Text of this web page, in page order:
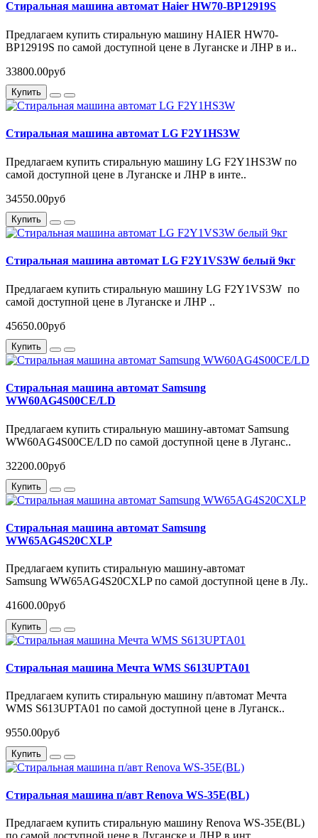
Стиральная машина автомат Haier HW70-BP12919S
Предлагаем купить стиральную машину HAIER HW70-
BP12919S по самой доступной цене в Луганске и ЛНР в и..
33800.00руб
Купить
Стиральная машина автомат LG F2Y1HS3W
Предлагаем купить стиральную машину LG F2Y1HS3W по
самой доступной цене в Луганске и ЛНР в инте..
34550.00руб
Купить
Стиральная машина автомат LG F2Y1VS3W белый 9кг
Предлагаем купить стиральную машину LG F2Y1VS3W по
самой доступной цене в Луганске и ЛНР ..
45650.00руб
Купить
Стиральная машина автомат Samsung
WW60AG4S00CE/LD
Предлагаем купить стиральную машину-автомат Samsung
WW60AG4S00CE/LD по самой доступной цене в Луганс..
32200.00руб
Купить
Стиральная машина автомат Samsung
WW65AG4S20CXLP
Предлагаем купить стиральную машину-автомат
Samsung WW65AG4S20CXLP по самой доступной цене в Лу..
41600.00руб
Купить
Стиральная машина Мечта WMS S613UPTA01
Предлагаем купить стиральную машину п/автомат Мечта
WMS S613UPTA01 по самой доступной цене в Луганск..
9550.00руб
Купить
Стиральная машина п/авт Renova WS-35E(BL)
Предлагаем купить стиральную машину Renova WS-35E(BL)